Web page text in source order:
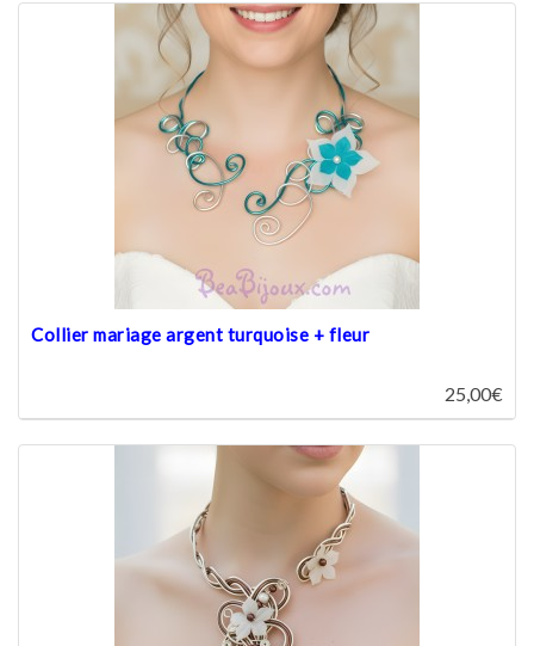
Collier mariage argent turquoise + fleur
25,00€